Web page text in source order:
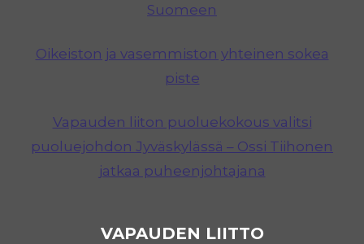
Suomeen
Oikeiston ja vasemmiston yhteinen sokea
piste
Vapauden liiton puoluekokous valitsi
puoluejohdon Jyväskylässä – Ossi Tiihonen
jatkaa puheenjohtajana
VAPAUDEN LIITTO